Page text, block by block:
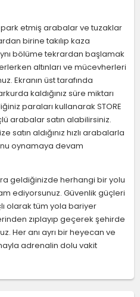
etmiş arabalar ve tuzaklar
birine takılıp kaza
bölüme tekrardan başlamak
altınları ve mücevherleri
Ekranın üst tarafında
kaldığınız süre miktarı
paraları kullanarak STORE
arabalar satın alabilirsiniz.
aldığınız hızlı arabalarla
oynamaya devam
geldiğinizde herhangi bir yolu
ediyorsunuz. Güvenlik güçleri
olarak tüm yola bariyer
zıplayıp geçerek şehirde
Her anı ayrı bir heyecan ve
adrenalin dolu vakit